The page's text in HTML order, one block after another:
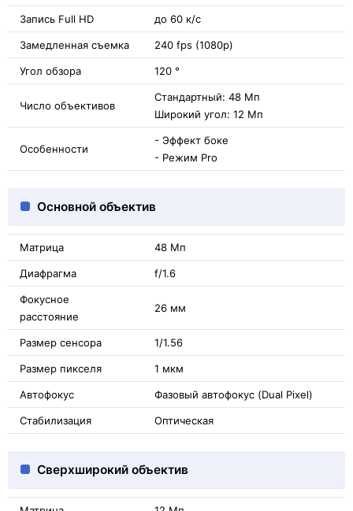
Запись Full HD до 60 к/с
Замедленная съемка 240 fps (1080p)
Угол обзора 120 °
Число объективов
Стандартный: 48 Мп
Широкий угол: 12 Мп
Особенности
- Эффект боке
- Режим Pro
Основной объектив
Матрица 48 Мп
Диафрагма f/1.6
Фокусное
расстояние
26 мм
Размер сенсора 1/1.56
Размер пикселя 1 мкм
Автофокус Фазовый автофокус (Dual Pixel)
Стабилизация Оптическая
Сверхширокий объектив